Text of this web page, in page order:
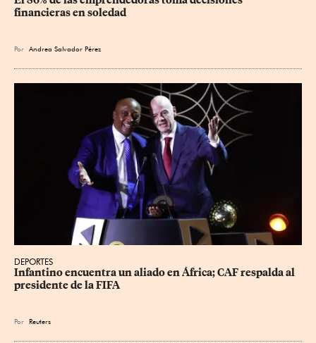
financieras en soledad
Por Andrea Salvador Pérez
DEPORTES
Infantino encuentra un aliado en África; CAF respalda al
presidente de la FIFA
Por Reuters